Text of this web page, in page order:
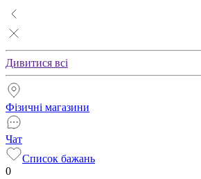
Дивитися всі
Фізичні магазини
Чат
Список бажань
0